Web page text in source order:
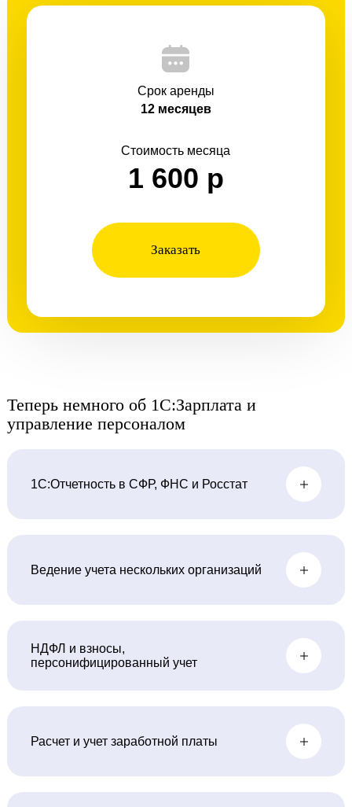
Срок аренды
12 месяцев
Стоимость месяца
1 600 р
Заказать
Теперь немного об 1С:Зарплата и
управление персоналом
1С:Отчетность в СФР, ФНС и Росстат
Ведение учета нескольких организаций
НДФЛ и взносы,
персонифицированный учет
Расчет и учет заработной платы